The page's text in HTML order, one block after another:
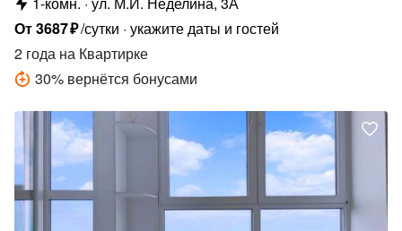
От3687₽/сутки укажите даты и гостей
2 года на Квартирке
30% вернётся бонусами